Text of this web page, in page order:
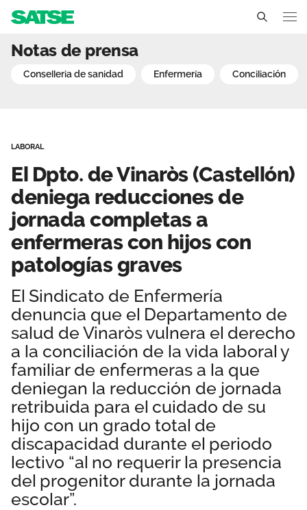
Delegados Sindicales
Estructura organizativa
Transparencia
Secciones sindicales
Servicios
Ventajas
Actualidad
Temas
Noticias
Sala de prensa
Normativa
Publicaciones
Vídeos
DANA Valencia
Comunidad Valenciana
Contáctanos
Área privada
El Dpto. de Vinaròs
Notas de prensa
conselleria de sanidad enfermería conciliación
LABORAL
El Dpto. de Vinaròs (Castellón)
deniega reducciones de
jornada completas a
enfermeras con hijos con
patologías graves
El Sindicato de Enfermería
denuncia que el Departamento de
salud de Vinaròs vulnera el derecho
a la conciliación de la vida laboral y
familiar de enfermeras a la que
deniegan la reducción de jornada
retribuida para el cuidado de su
hijo con un grado total de
discapacidad durante el periodo
lectivo “al no requerir la presencia
del progenitor durante la jornada
escolar”.